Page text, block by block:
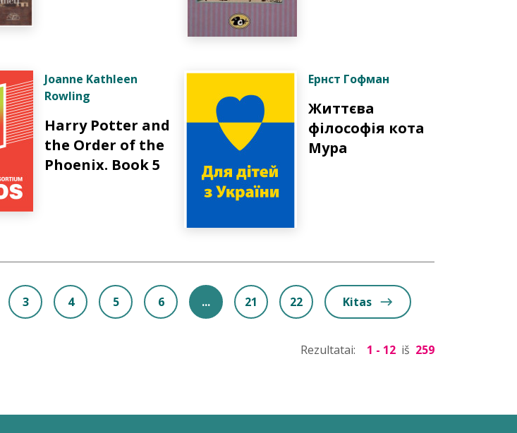
Joanne Kathleen
Rowling
Harry Potter and
the Order of the
Phoenix. Book 5
Ернст Гофман
Життєва
філософія кота
Мура
3 4 5 6 ... 21 22 Kitas
Rezultatai: 1 - 12 iš 259